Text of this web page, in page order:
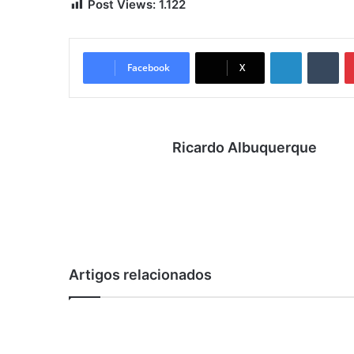
Post Views: 1.122
Facebook X
Linkedin
Ricardo Albuquerque
Artigos relacionados